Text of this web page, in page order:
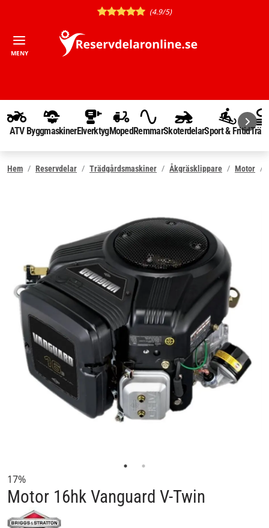
(4.9/5)
MENY
ATV ByggmaskinerElverktygMopedRemmarSkoterdelarSport & Fritid
Hem Reservdelar Trädgårdsmaskiner Åkgräsklippare Motor
17%
Motor 16hk Vanguard V-Twin